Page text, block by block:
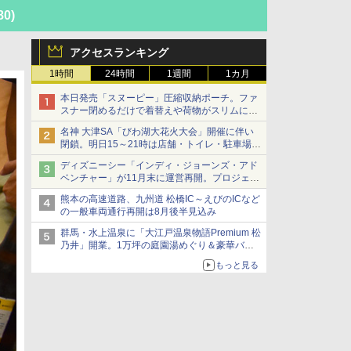
アクセスランキング
1時間 24時間 1週間 1カ月
本日発売「スヌーピー」圧縮収納ポーチ。ファ
スナー閉めるだけで着替えや荷物がスリムにま
とまる
名神 大津SA「びわ湖大花火大会」開催に伴い
閉鎖。明日15～21時は店舗・トイレ・駐車場の
利用不可
ディズニーシー「インディ・ジョーンズ・アド
ベンチャー」が11月末に運営再開。プロジェク
ションマッピングを追加、DPAは1500円
熊本の高速道路、九州道 松橋IC～えびのICなど
の一般車両通行再開は8月後半見込み
群馬・水上温泉に「大江戸温泉物語Premium 松
乃井」開業。1万坪の庭園湯めぐり＆豪華バイ
もっと見る